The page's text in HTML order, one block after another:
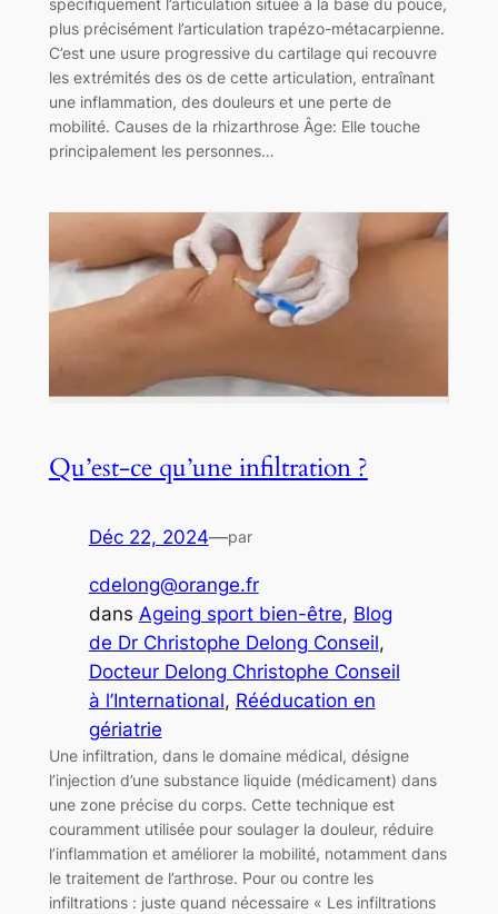
plus précisément l’articulation trapézo-métacarpienne.
C’est une usure progressive du cartilage qui recouvre
les extrémités des os de cette articulation, entraînant
une inflammation, des douleurs et une perte de
mobilité. Causes de la rhizarthrose Âge: Elle touche
principalement les personnes…
Qu’est-ce qu’une infiltration ?
Déc 22, 2024—par
cdelong@orange.fr
dans Ageing sport bien-être, Blog
de Dr Christophe Delong Conseil
Docteur Delong Christophe Conseil
à l’International, Rééducation en
gériatrie
Une infiltration, dans le domaine médical, désigne
l’injection d’une substance liquide (médicament) dans
une zone précise du corps. Cette technique est
couramment utilisée pour soulager la douleur, réduire
l’inflammation et améliorer la mobilité, notamment dans
le traitement de l’arthrose. Pour ou contre les
infiltrations : juste quand nécessaire « Les infiltrations